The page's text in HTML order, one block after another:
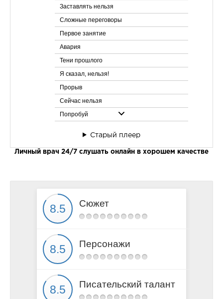
Заставлять нельзя
Сложные переговоры
Первое занятие
Авария
Тени прошлого
Я сказал, нельзя!
Прорыв
Сейчас нельзя
Попробуй
У камина
Несправедливо
Пощёчина
Из клетки
Плечо
Запах
Пятьдесят шесть дней сфумато
Новый договор
Моё
Новая семья
Старый плеер
Личный врач 24/7 слушать онлайн в хорошем качестве
Сюжет
Персонажи
Писательский талант